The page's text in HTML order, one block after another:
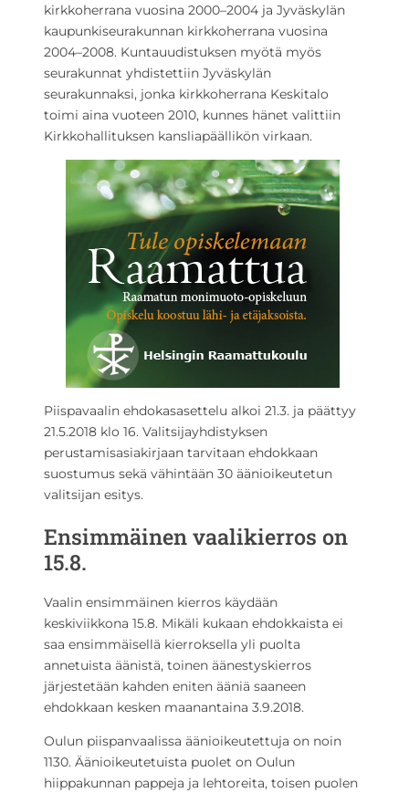
kirkkoherrana vuosina 2000–2004 ja Jyväskylän
kaupunkiseurakunnan kirkkoherrana vuosina
2004–2008. Kuntauudistuksen myötä myös
seurakunnat yhdistettiin Jyväskylän
seurakunnaksi, jonka kirkkoherrana Keskitalo
toimi aina vuoteen 2010, kunnes hänet valittiin
Kirkkohallituksen kansliapäällikön virkaan.
Piispavaalin ehdokasasettelu alkoi 21.3. ja päättyy
21.5.2018 klo 16. Valitsijayhdistyksen
perustamisasiakirjaan tarvitaan ehdokkaan
suostumus sekä vähintään 30 äänioikeutetun
valitsijan esitys.
Ensimmäinen vaalikierros on
15.8.
Vaalin ensimmäinen kierros käydään
keskiviikkona 15.8. Mikäli kukaan ehdokkaista ei
saa ensimmäisellä kierroksella yli puolta
annetuista äänistä, toinen äänestyskierros
järjestetään kahden eniten ääniä saaneen
ehdokkaan kesken maanantaina 3.9.2018.
Oulun piispanvaalissa äänioikeutettuja on noin
1130. Äänioikeutetuista puolet on Oulun
hiippakunnan pappeja ja lehtoreita, toisen puolen